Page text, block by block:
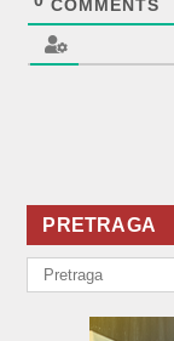
COMMENTS
PRETRAGA